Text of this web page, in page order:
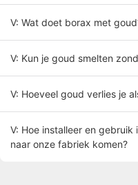
V: Wat doet borax met
V: Kun je goud smelten
V: Hoeveel goud verlies je
V: Hoe installeer en
naar onze fabriek komen?